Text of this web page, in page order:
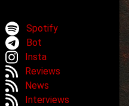
Spotify
Bot
Insta
Reviews
News
Interviews